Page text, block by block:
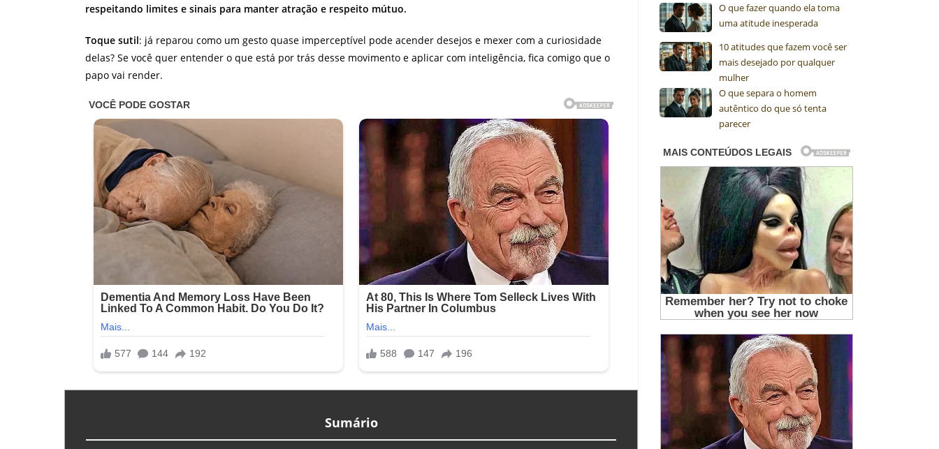
respeitando limites e sinais para manter atração e respeito mútuo.
Toque sutil: já reparou como um gesto quase imperceptível pode acender desejos e mexer com a curiosidade
delas? Se você quer entender o que está por trás desse movimento e aplicar com inteligência, fica comigo que o
papo vai render.
Sumário
O que fazer quando ela toma
uma atitude inesperada
10 atitudes que fazem você ser
mais desejado por qualquer
mulher
O que separa o homem
autêntico do que só tenta
parecer